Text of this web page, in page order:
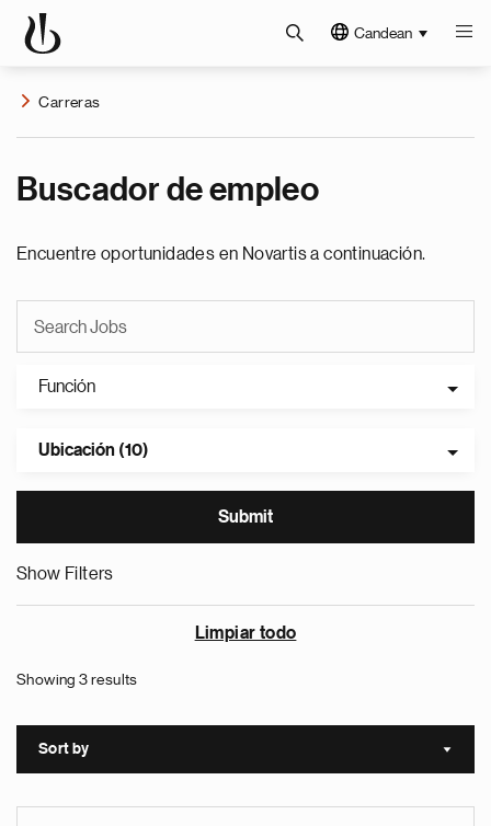
Candean
Carreras
Buscador de empleo
Encuentre oportunidades en Novartis a continuación.
Función
Ubicación (10)
Show Filters
Limpiar todo
Showing 3 results
Sort by Sort